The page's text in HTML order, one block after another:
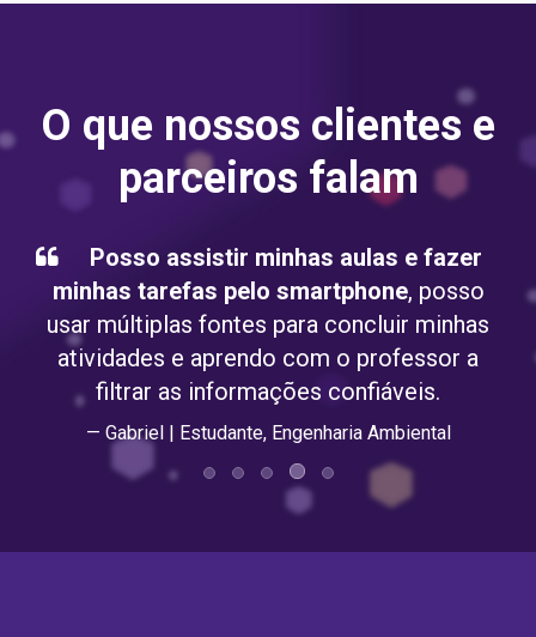
O que nossos clientes e
parceiros falam
Posso assistir minhas aulas e fazer
minhas tarefas pelo smartphone, posso
usar múltiplas fontes para concluir minhas
atividades e aprendo com o professor a
filtrar as informações confiáveis.
Gabriel | Estudante, Engenharia Ambiental